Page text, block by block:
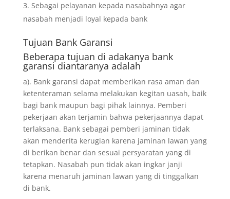
Sebagai pelayanan kepada nasabahnya agar
nasabah menjadi loyal kepada bank
Tujuan Bank Garansi
Beberapa tujuan di adakanya bank
garansi diantaranya adalah
a). Bank garansi dapat memberikan rasa aman dan
ketenteraman selama melakukan kegitan uasah, baik
bagi bank maupun bagi pihak lainnya. Pemberi
pekerjaan akan terjamin bahwa pekerjaannya dapat
terlaksana. Bank sebagai pemberi jaminan tidak
akan menderita kerugian karena jaminan lawan yang
di berikan benar dan sesuai persyaratan yang di
tetapkan. Nasabah pun tidak akan ingkar janji
karena menaruh jaminan lawan yang di tinggalkan
di bank.